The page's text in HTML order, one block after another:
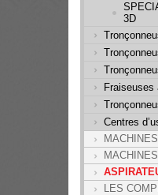
3D
Fraiseuses
Centres
MACHINES
MACHINES
LES